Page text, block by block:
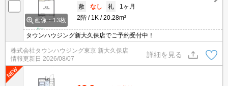
画像：13枚
敷
なし 礼
1ヶ月
2階
1K 20.28m²
タウンハウジング新大久保店でご予約受付中！
株式会社タウンハウジング東京 新大久保店
情報更新日 2026/08/07
詳細を見る